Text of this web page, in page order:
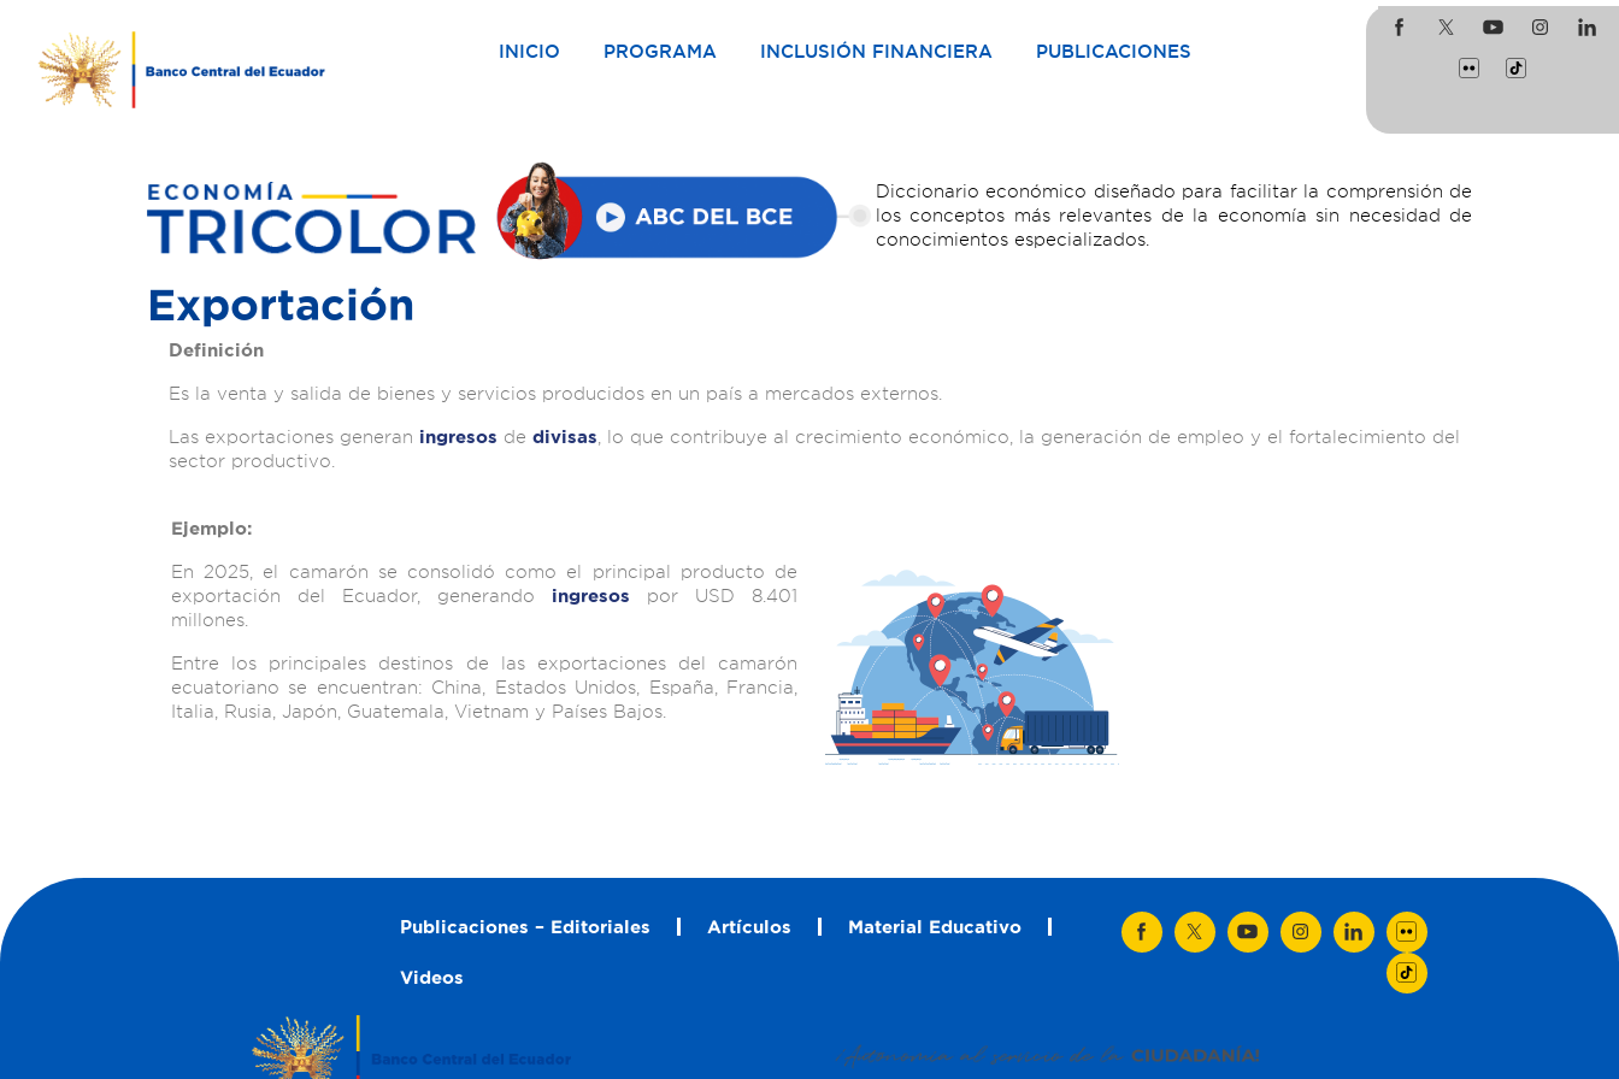
INICIO PROGRAMA INCLUSIÓN FINANCIERA PUBLICACIONES
Diccionario económico diseñado para facilitar la comprensión de
los conceptos más relevantes de la economía sin necesidad de
conocimientos especializados.
Exportación
Definición
Es la venta y salida de bienes y servicios producidos en un país a mercados externos.
Las exportaciones generan ingresos de divisas , lo que contribuye al crecimiento económico, la generación de empleo y el fortalecimiento del
sector productivo.
Ejemplo:
En 2025, el camarón se consolidó como el principal producto de
exportación del Ecuador, generando
ingresos
por USD 8.401
millones.
Entre los principales destinos de las exportaciones del camarón
ecuatoriano se encuentran: China, Estados Unidos, España, Francia,
Italia, Rusia, Japón, Guatemala, Vietnam y Países Bajos.
Publicaciones – Editoriales Artículos Material Educativo
Videos